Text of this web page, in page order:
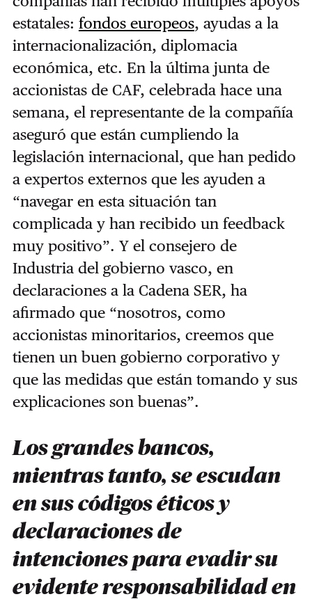
estatales: fondos europeos, ayudas a la
internacionalización, diplomacia
económica, etc. En la última junta de
accionistas de CAF, celebrada hace una
semana, el representante de la compañía
aseguró que están cumpliendo la
legislación internacional, que han pedido
a expertos externos que les ayuden a
“navegar en esta situación tan
complicada y han recibido un feedback
muy positivo”. Y el consejero de
Industria del gobierno vasco, en
declaraciones a la Cadena SER, ha
afirmado que “nosotros, como
accionistas minoritarios, creemos que
tienen un buen gobierno corporativo y
que las medidas que están tomando y sus
explicaciones son buenas”.
Los grandes bancos,
mientras tanto, se escudan
en sus códigos éticos y
declaraciones de
intenciones para evadir su
evidente responsabilidad en